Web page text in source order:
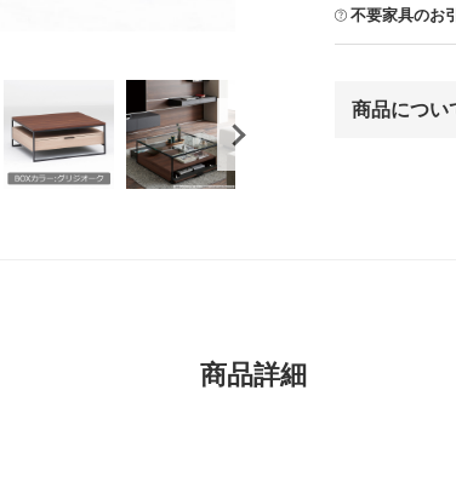
不要家具のお
商品につい
商品詳細